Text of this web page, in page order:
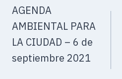
AGENDA
AMBIENTAL PARA
LA CIUDAD – 6 de
septiembre 2021